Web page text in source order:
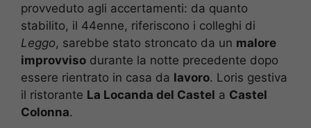
provveduto agli accertamenti: da quanto
stabilito, il 44enne, riferiscono i colleghi di
Leggo, sarebbe stato stroncato da un malore
improvviso durante la notte precedente dopo
essere rientrato in casa da lavoro. Loris gestiva
il ristorante La Locanda del Castel a Castel
Colonna.